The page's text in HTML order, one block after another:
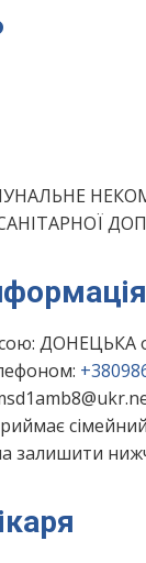
ДОНЕЦЬКА
залишити